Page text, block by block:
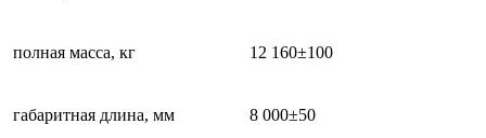
полная масса, кг 12 160±100
габаритная длина, мм 8 000±50